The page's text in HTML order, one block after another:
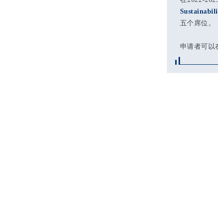
五个席位。
申请者可以